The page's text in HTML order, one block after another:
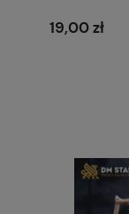
19,00 zł